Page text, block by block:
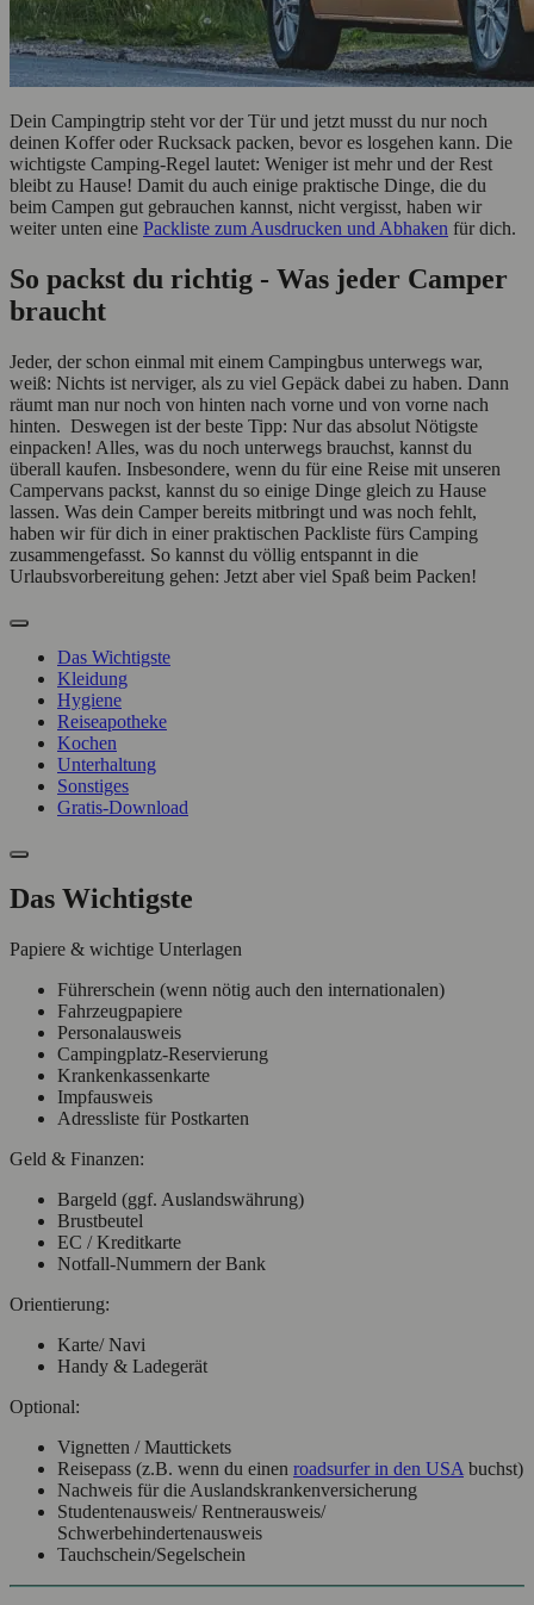
Dein Campingtrip steht vor der Tür und jetzt musst du nur noch
deinen Koffer oder Rucksack packen, bevor es losgehen kann. Die
wichtigste Camping-Regel lautet: Weniger ist mehr und der Rest
bleibt zu Hause! Damit du auch einige praktische Dinge, die du
beim Campen gut gebrauchen kannst, nicht vergisst, haben wir
weiter unten eine Packliste zum Ausdrucken und Abhaken für dich.
So packst du richtig - Was jeder Camper
braucht
Jeder, der schon einmal mit einem Campingbus unterwegs war,
weiß: Nichts ist nerviger, als zu viel Gepäck dabei zu haben. Dann
räumt man nur noch von hinten nach vorne und von vorne nach
hinten. Deswegen ist der beste Tipp: Nur das absolut Nötigste
einpacken! Alles, was du noch unterwegs brauchst, kannst du
überall kaufen. Insbesondere, wenn du für eine Reise mit unseren
Campervans packst, kannst du so einige Dinge gleich zu Hause
lassen. Was dein Camper bereits mitbringt und was noch fehlt,
haben wir für dich in einer praktischen Packliste fürs Camping
zusammengefasst. So kannst du völlig entspannt in die
Urlaubsvorbereitung gehen: Jetzt aber viel Spaß beim Packen!
Das Wichtigste
Kleidung
Hygiene
Reiseapotheke
Kochen
Unterhaltung
Sonstiges
Gratis-Download
Das Wichtigste
Papiere & wichtige Unterlagen
Führerschein (wenn nötig auch den internationalen)
Fahrzeugpapiere
Personalausweis
Campingplatz-Reservierung
Krankenkassenkarte
Impfausweis
Adressliste für Postkarten
Geld & Finanzen:
Bargeld (ggf. Auslandswährung)
Brustbeutel
EC / Kreditkarte
Notfall-Nummern der Bank
Orientierung:
Karte/ Navi
Handy & Ladegerät
Optional:
Vignetten / Mauttickets
Reisepass (z.B. wenn du einen roadsurfer in den USA buchst)
Nachweis für die Auslandskrankenversicherung
Studentenausweis/ Rentnerausweis/
Schwerbehindertenausweis
Tauchschein/Segelschein